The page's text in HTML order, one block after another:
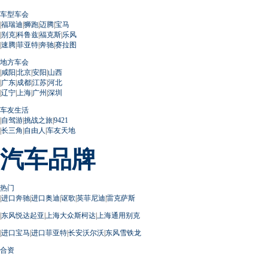
车型车会
|福瑞迪|狮跑|迈腾|宝马
|别克|科鲁兹|福克斯|乐风
|速腾|菲亚特|奔驰|赛拉图
地方车会
|咸阳|北京|安阳|山西
|广东|成都|江苏|河北
|辽宁| 上海|广州 |深圳
车友生活
|自驾游|挑战之旅|9421
|长三角 |自由人 |车友天地
汽车品牌
热门
|进口奔驰|进口奥迪|讴歌|英菲尼迪|雷克萨斯
|东风悦达起亚| 上海大众斯柯达| 上海通用别克
|进口宝马|进口菲亚特|长安沃尔沃|东风雪铁龙
合资